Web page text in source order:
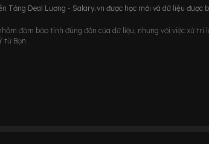
Tảng Deal Lương - Salary.vn được học mới và dữ liệu
đảm bảo tính đúng đắn của dữ liệu, nhưng với việc xử
từ Bạn.